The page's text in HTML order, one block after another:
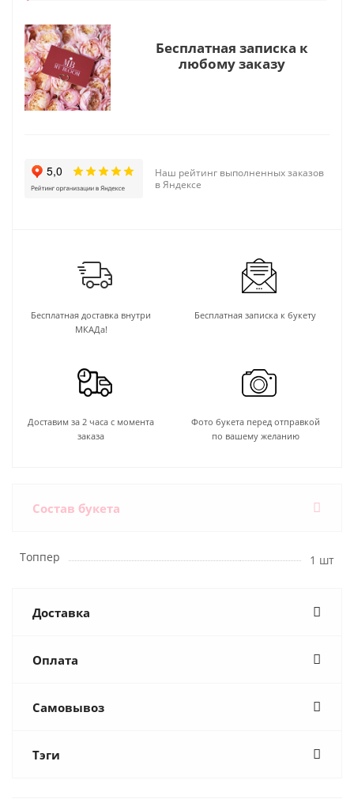
Бесплатная записка к
любому заказу
Наш рейтинг выполненных заказов
в Яндексе
Бесплатная доставка внутри
МКАДа!
Бесплатная записка к букету
Доставим за 2 часа с момента
заказа
Фото букета перед отправкой
по вашему желанию
Состав букета
Топпер 1 шт
Доставка
Оплата
Самовывоз
Тэги